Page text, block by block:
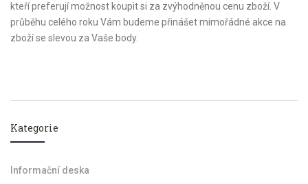
kteří preferují možnost koupit si za zvýhodněnou cenu zboží. V
průběhu celého roku Vám budeme přinášet mimořádné akce na
zboží se slevou za Vaše body.
Kategorie
Informační deska